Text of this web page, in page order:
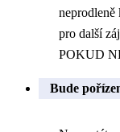
pro další
POKUD
Bude